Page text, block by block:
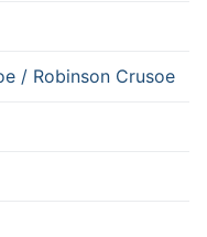
/ Robinson Crusoe